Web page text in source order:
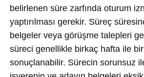
belirlenen süre zarfında oturum
yaptırılması gerekir. Süreç
belgeler veya görüşme talepleri
süreci genellikle birkaç hafta ile
sonuçlanabilir. Sürecin sorunsuz